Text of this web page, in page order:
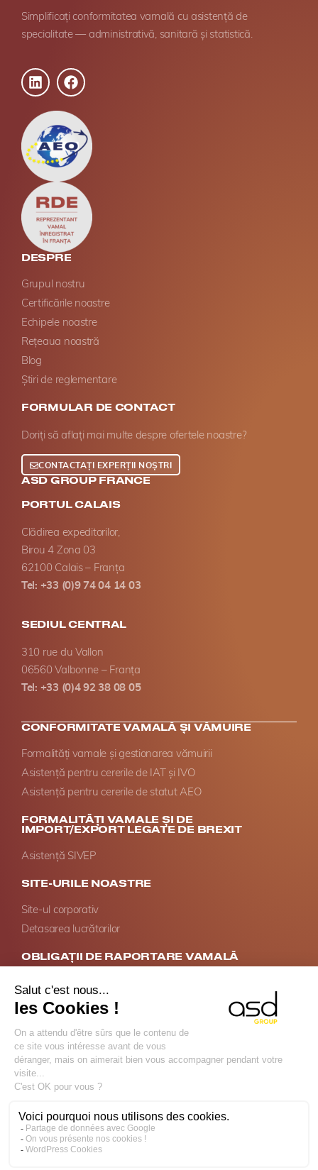
Simplificați conformitatea vamală cu asistență de
specialitate — administrativă, sanitară și statistică.
DESPRE
Grupul nostru
Certificările noastre
Echipele noastre
Rețeaua noastră
Blog
Știri de reglementare
FORMULAR DE CONTACT
Doriți să aflați mai multe despre ofertele noastre?
CONTACTAȚI EXPERȚII NOȘTRI
ASD GROUP FRANCE
PORTUL CALAIS
Clădirea expeditorilor,
Birou 4 Zona 03
62100 Calais – Franța
Tel: +33 (0)9 74 04 14 03
SEDIUL CENTRAL
310 rue du Vallon
06560 Valbonne – Franța
Tel: +33 (0)4 92 38 08 05
CONFORMITATE VAMALĂ ȘI VĂMUIRE
Formalități vamale și gestionarea vămuirii
Asistență pentru cererile de IAT și IVO
Asistență pentru cererile de statut AEO
FORMALITĂȚI VAMALE ȘI DE
IMPORT/EXPORT LEGATE DE BREXIT
Asistență SIVEP
SITE-URILE NOASTRE
Site-ul corporativ
Detasarea lucrătorilor
OBLIGAȚII DE RAPORTARE VAMALĂ
Conformitate Intrastat
Raportarea serviciilor în UE
Gestionarea declarațiilor de diligență conform EUDR
MYASD
ASD Group Customs
ASD Intrastat
ASD Smartline